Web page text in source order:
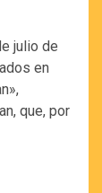
julio de
en
que, por